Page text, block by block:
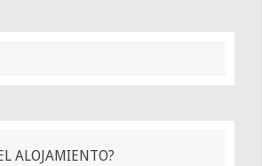
ALOJAMIENTO?